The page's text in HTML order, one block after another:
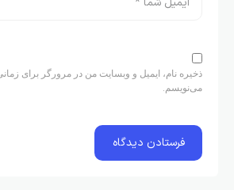
ذخیره نام، ایمیل و وبسایت من در مرورگر برای
می‌نویسم.